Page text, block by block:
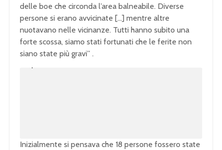
delle boe che circonda l’area balneabile. Diverse
persone si erano avvicinate […] mentre altre
nuotavano nelle vicinanze. Tutti hanno subito una
forte scossa, siamo stati fortunati che le ferite non
siano state più gravi” .
Inizialmente si pensava che 18 persone fossero state